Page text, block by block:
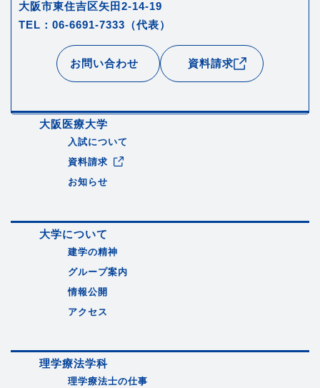
大阪市東住吉区矢田2-14-19
TEL：06-6691-7333（代表）
お問い合わせ 資料請求
大阪医療大学
入試について
資料請求
お知らせ
大学について
建学の精神
グループ案内
情報公開
アクセス
理学療法学科
理学療法士の仕事